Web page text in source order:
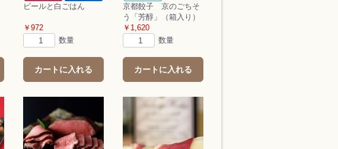
ビールと白ごはん
￥972
数量
カートに入れる
京都餃子 京のごちそ
う「芳醇」（箱入り）
￥1,620
数量
カートに入れる